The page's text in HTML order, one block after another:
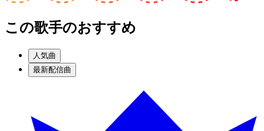
この歌手のおすすめ
人気曲
最新配信曲